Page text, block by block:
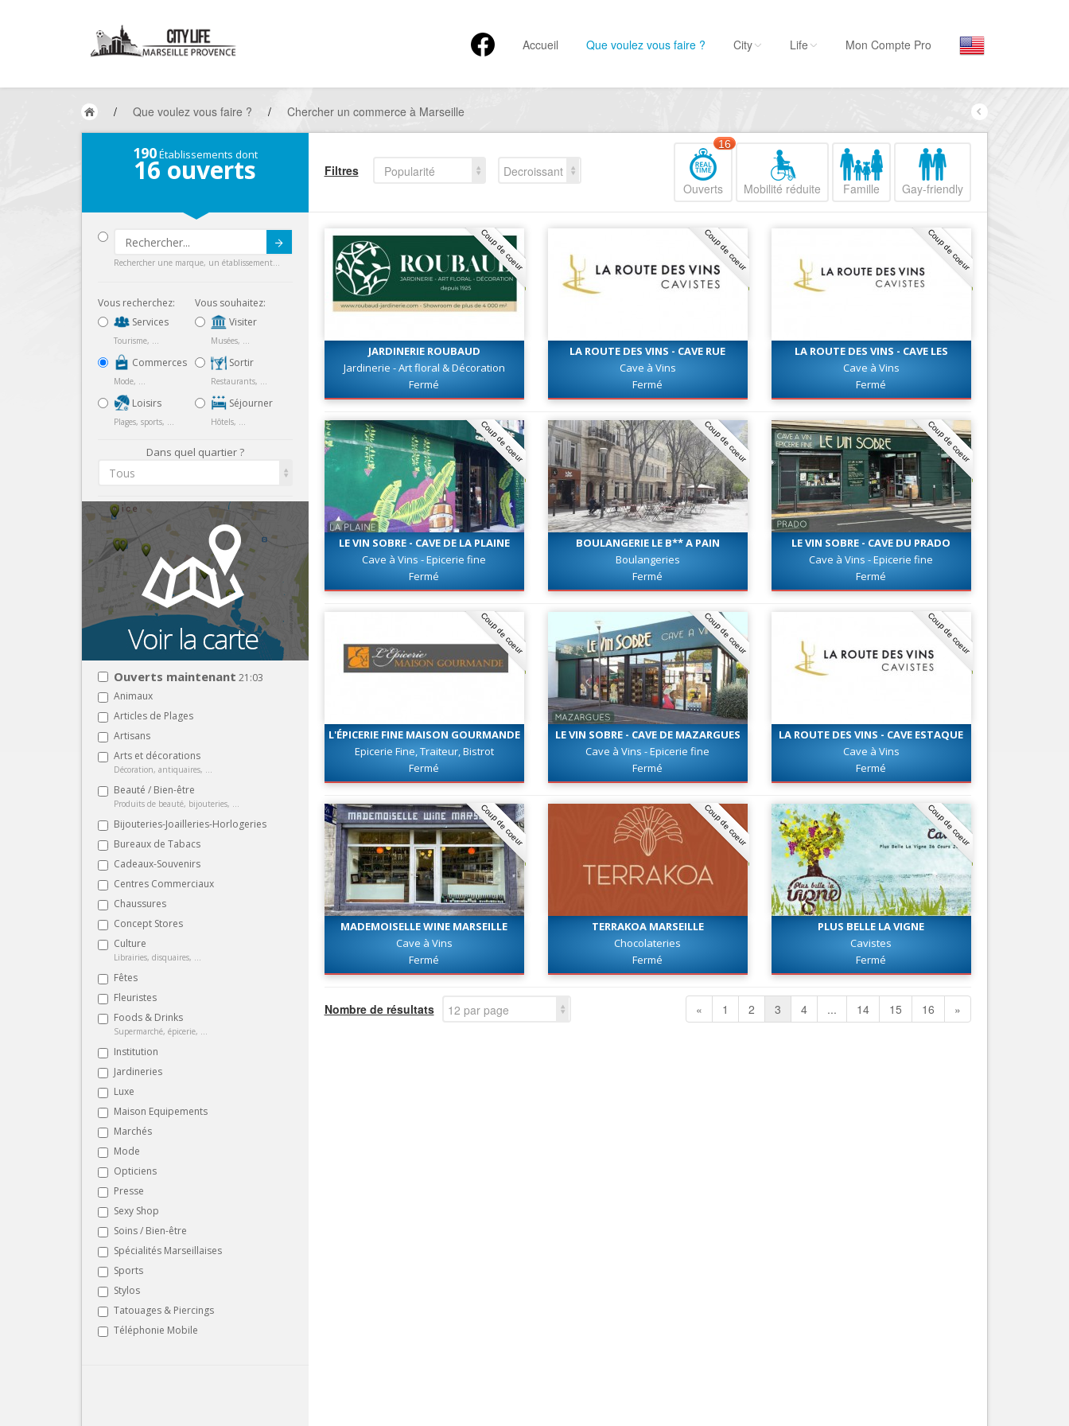
Accueil Que voulez vous faire ?
Hôtels, ...
Visiter
Sortir
Restaurants, ...
Commerces
Plages, sports, ...
Tourisme, ...
City Life Mon Compte Pro
/ Que voulez vous faire ? / Chercher un commerce à Marseille
190Établissements dont
16 ouverts
Rechercher une marque, un établissement...
Vous recherchez:
Services
Tourisme, ...
Commerces
Mode, ...
Loisirs
Plages, sports, ...
Vous souhaitez:
Visiter
Musées, ...
Sortir
Restaurants, ...
Séjourner
Hôtels, ...
Dans quel quartier ?
Tous
Ouverts maintenant 21:03
Animaux
Articles de Plages
Artisans
Arts et décorations
Décoration, antiquaires, ...
Beauté / Bien-être
Produits de beauté, bijouteries, ...
Bijouteries-Joailleries-Horlogeries
Bureaux de Tabacs
Cadeaux-Souvenirs
Centres Commerciaux
Chaussures
Concept Stores
Culture
Librairies, disquaires, ...
Fêtes
Fleuristes
Foods & Drinks
Supermarché, épicerie, ...
Institution
Jardineries
Luxe
Maison Equipements
Marchés
Mode
Opticiens
Presse
Sexy Shop
Soins / Bien-être
Spécialités Marseillaises
Sports
Stylos
Tatouages & Piercings
Téléphonie Mobile
Filtres Popularité
Decroissant
Ouverts
16
Mobilité réduite Famille Gay-friendly
Coup de coeur
JARDINERIE ROUBAUD
Jardinerie - Art floral & Décoration
Fermé
Coup de coeur
LA ROUTE DES VINS - CAVE RUE
PARADIS MARSEILLE
Cave à Vins
Fermé
Coup de coeur
LA ROUTE DES VINS - CAVE LES
CAMOINS MARSEILLE
Cave à Vins
Fermé
Coup de coeur
LE VIN SOBRE - CAVE DE LA PLAINE
Cave à Vins - Epicerie fine
Fermé
Coup de coeur
BOULANGERIE LE B** A PAIN
Boulangeries
Fermé
Coup de coeur
LE VIN SOBRE - CAVE DU PRADO
Cave à Vins - Epicerie fine
Fermé
Coup de coeur
L'ÉPICERIE FINE MAISON GOURMANDE
Epicerie Fine, Traiteur, Bistrot
Fermé
Coup de coeur
LE VIN SOBRE - CAVE DE MAZARGUES
Cave à Vins - Epicerie fine
Fermé
Coup de coeur
LA ROUTE DES VINS - CAVE ESTAQUE
MARSEILLE
Cave à Vins
Fermé
Coup de coeur
MADEMOISELLE WINE MARSEILLE
Cave à Vins
Fermé
Coup de coeur
TERRAKOA MARSEILLE
Chocolateries
Fermé
Coup de coeur
PLUS BELLE LA VIGNE
Cavistes
Fermé
Nombre de résultats 12 par page « 1 2 3 4 ... 14 15 16 »